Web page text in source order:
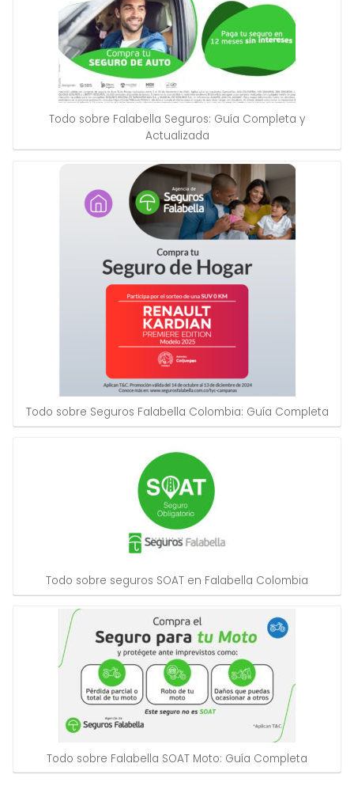
Todo sobre Falabella Seguros: Guía Completa y
Actualizada
Todo sobre Seguros Falabella Colombia: Guía Completa
Todo sobre seguros SOAT en Falabella Colombia
Todo sobre Falabella SOAT Moto: Guía Completa